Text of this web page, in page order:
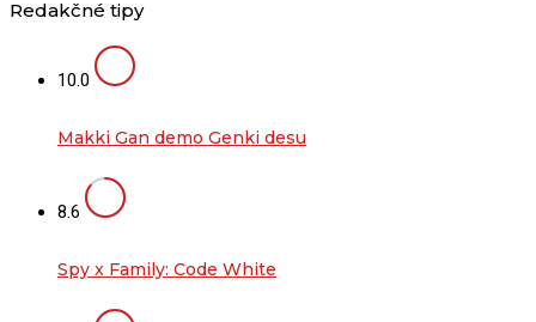
Redakčné tipy
10.0
Makki Gan demo Genki desu
8.6
Spy x Family: Code White